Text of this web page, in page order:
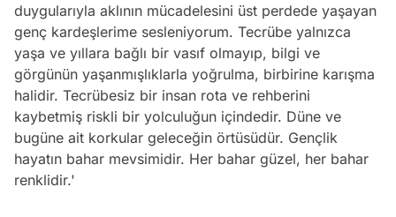
duygularıyla aklının mücadelesini üst perdede yaşayan
genç kardeşlerime sesleniyorum. Tecrübe yalnızca
yaşa ve yıllara bağlı bir vasıf olmayıp, bilgi ve
görgünün yaşanmışlıklarla yoğrulma, birbirine karışma
halidir. Tecrübesiz bir insan rota ve rehberini
kaybetmiş riskli bir yolculuğun içindedir. Düne ve
bugüne ait korkular geleceğin örtüsüdür. Gençlik
hayatın bahar mevsimidir. Her bahar güzel, her bahar
renklidir.'